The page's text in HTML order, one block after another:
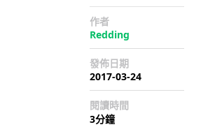
作者
Redding
發佈日期
2017-03-24
閱讀時間
3分鐘